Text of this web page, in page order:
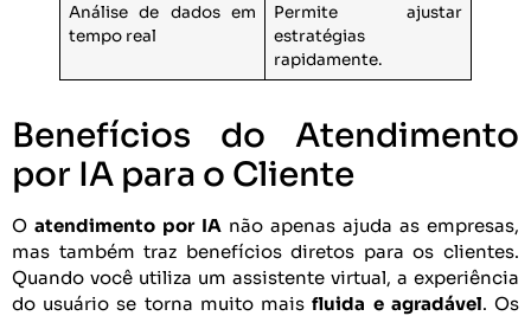
Análise de dados em
tempo real
Permite ajustar
estratégias
rapidamente.
Benefícios do Atendimento
por IA para o Cliente
O atendimento por IA não apenas ajuda as empresas,
mas também traz benefícios diretos para os clientes.
Quando você utiliza um assistente virtual, a experiência
do usuário se torna muito maisfluida e agradável. Os